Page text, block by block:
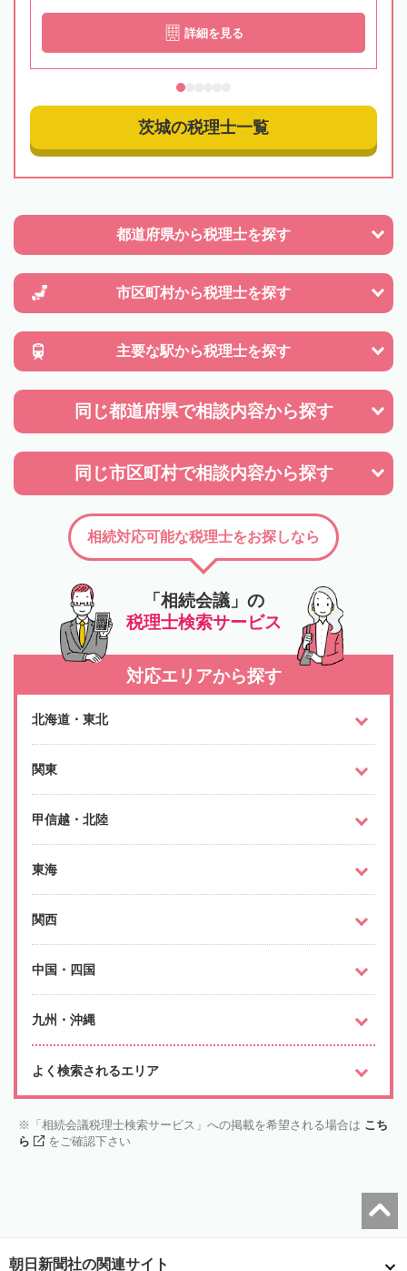
詳細を見る
茨城の税理士一覧
都道府県から税理士を探す
市区町村から税理士を探す
主要な駅から税理士を探す
同じ都道府県で相談内容から探す
同じ市区町村で相談内容から探す
「相続会議」の
税理士検索サービス
相続対応可能な税理士をお探しなら
対応エリアから探す
北海道・東北
関東
甲信越・北陸
東海
関西
中国・四国
九州・沖縄
よく検索されるエリア
「相続会議税理士検索サービス」への掲載を希望される場合は こち
ら
をご確認下さい
朝日新聞社の関連サイト